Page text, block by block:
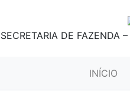
SECRETARIA DE FAZENDA
INÍCIO